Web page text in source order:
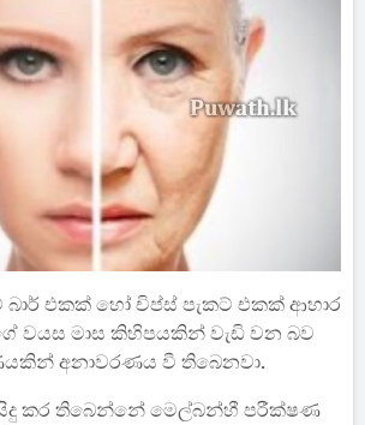
එකක් හෝ චිප්ස් පැකට් එකක් ආහාර
වයස මාස කිහිපයකින් වැඩි වන බව
අනාවරණය වී තිබෙනවා.
කර තිබෙන්නේ මෙල්බන්හී පරීක්ෂණ